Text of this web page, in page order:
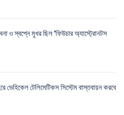
ও স্বপ্নে মুখর ছিল 'ফিউচার অ্যাস্ট্রোনটস
ভেহিকেল টেলিমেটিকস সিস্টেম বাস্তবায়ন করবে